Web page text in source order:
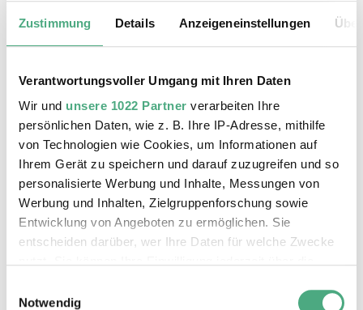
Zustimmung Details Anzeigeneinstellungen
Verantwortungsvoller Umgang mit Ihren Daten
Wir und unsere 1022 Partner verarbeiten Ihre
persönlichen Daten, wie z. B. Ihre IP-Adresse, mithilfe
von Technologien wie Cookies, um Informationen auf
Ihrem Gerät zu speichern und darauf zuzugreifen und so
personalisierte Werbung und Inhalte, Messungen von
Werbung und Inhalten, Zielgruppenforschung sowie
Entwicklung von Angeboten zu ermöglichen. Sie
entscheiden darüber, wer Ihre Daten für welche Zwecke
Trigger Symbol ändern oder widerrufen
Notwendig
Codex Urbanus
Copyright: Codex Urbanuns
©